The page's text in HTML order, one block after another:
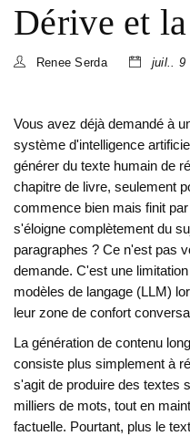
Dérive et
Renee Serda juil.. 9
Vous avez déjà demandé à
système d'intelligence
générer du texte humain de
chapitre de livre, seulement
commence bien mais finit
s'éloigne complètement du
paragraphes ? Ce n'est pas
demande. C'est une
modèles de langage (LLM)
leur zone de confort
La génération de contenu
consiste plus simplement à
s'agit de produire des textes
milliers de mots, tout en
factuelle. Pourtant, plus le